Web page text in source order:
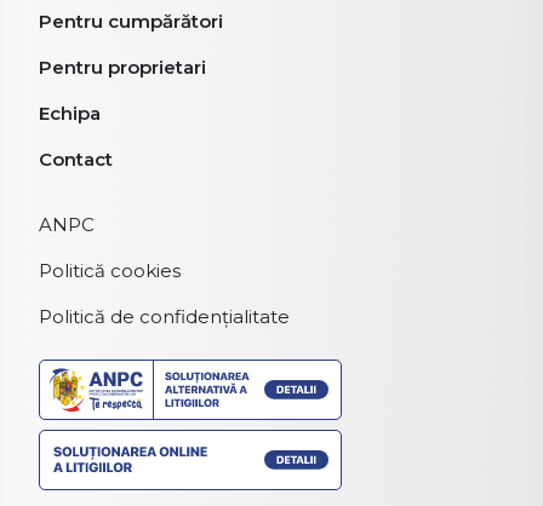
Pentru cumpărători
Pentru proprietari
Echipa
Contact
ANPC
Politică cookies
Politică de confidențialitate